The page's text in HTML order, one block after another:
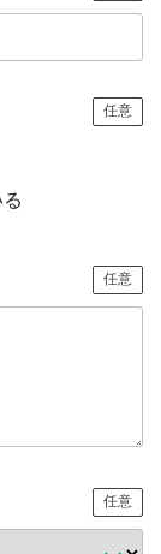
任意
任意
任意